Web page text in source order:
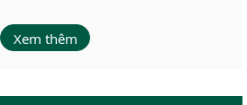
Xem thêm